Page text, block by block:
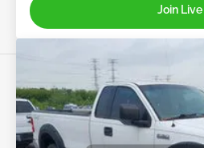
Join Live